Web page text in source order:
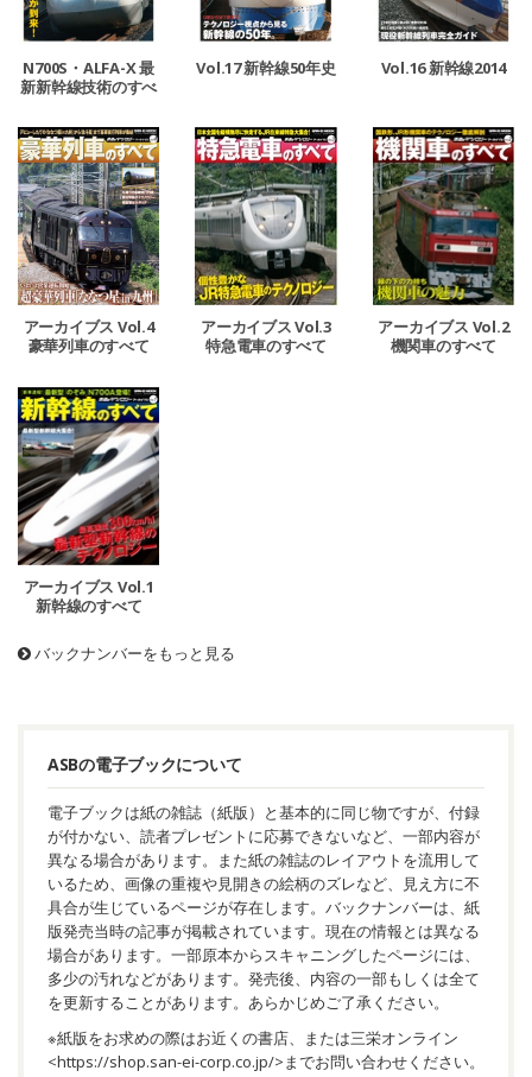
N700S・ALFA-X 最
新新幹線技術のすべ
Vol.17 新幹線50年史 Vol.16 新幹線2014
アーカイブス Vol.4
豪華列車のすべて
アーカイブス Vol.3
特急電車のすべて
アーカイブス Vol.2
機関車のすべて
アーカイブス Vol.1
新幹線のすべて
バックナンバーをもっと見る
ASBの電子ブックについて
電子ブックは紙の雑誌（紙版）と基本的に同じ物ですが、付録
が付かない、読者プレゼントに応募できないなど、一部内容が
異なる場合があります。また紙の雑誌のレイアウトを流用して
いるため、画像の重複や見開きの絵柄のズレなど、見え方に不
具合が生じているページが存在します。バックナンバーは、紙
版発売当時の記事が掲載されています。現在の情報とは異なる
場合があります。一部原本からスキャニングしたページには、
多少の汚れなどがあります。発売後、内容の一部もしくは全て
を更新することがあります。あらかじめご了承ください。
※紙版をお求めの際はお近くの書店、または三栄オンライン
<https://shop.san-ei-corp.co.jp/>までお問い合わせください。